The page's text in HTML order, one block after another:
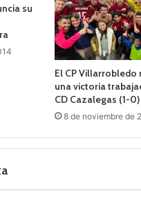
su
El CP Villarrobledo
una victoria
CD Cazalegas (1-0)
8 de noviembre de